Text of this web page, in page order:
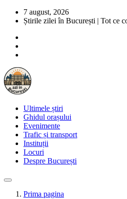
7 august, 2026
Știrile zilei în București | Tot ce
Ultimele știri
Ghidul orașului
Evenimente
Trafic și transport
Instituții
Locuri
Despre București
Prima pagina